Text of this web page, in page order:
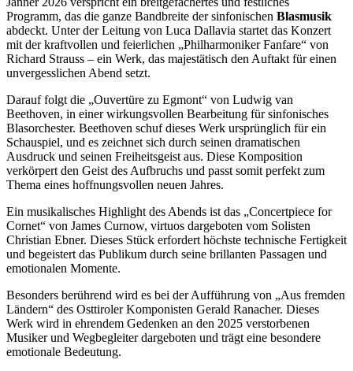
Programm, das die ganze Bandbreite der sinfonischen Blasmusik
abdeckt. Unter der Leitung von Luca Dallavia startet das Konzert
mit der kraftvollen und feierlichen „Philharmoniker Fanfare“ von
Richard Strauss – ein Werk, das majestätisch den Auftakt für einen
unvergesslichen Abend setzt.
Darauf folgt die „Ouvertüre zu Egmont“ von Ludwig van
Beethoven, in einer wirkungsvollen Bearbeitung für sinfonisches
Blasorchester. Beethoven schuf dieses Werk ursprünglich für ein
Schauspiel, und es zeichnet sich durch seinen dramatischen
Ausdruck und seinen Freiheitsgeist aus. Diese Komposition
verkörpert den Geist des Aufbruchs und passt somit perfekt zum
Thema eines hoffnungsvollen neuen Jahres.
Ein musikalisches Highlight des Abends ist das „Concertpiece for
Cornet“ von James Curnow, virtuos dargeboten vom Solisten
Christian Ebner. Dieses Stück erfordert höchste technische Fertigkeit
und begeistert das Publikum durch seine brillanten Passagen und
emotionalen Momente.
Besonders berührend wird es bei der Aufführung von „Aus fremden
Ländern“ des Osttiroler Komponisten Gerald Ranacher. Dieses
Werk wird in ehrendem Gedenken an den 2025 verstorbenen
Musiker und Wegbegleiter dargeboten und trägt eine besondere
emotionale Bedeutung.